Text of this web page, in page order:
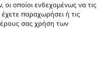
οποίοι ενδεχομένως να τις
παραχωρήσει ή τις
σας χρήση των